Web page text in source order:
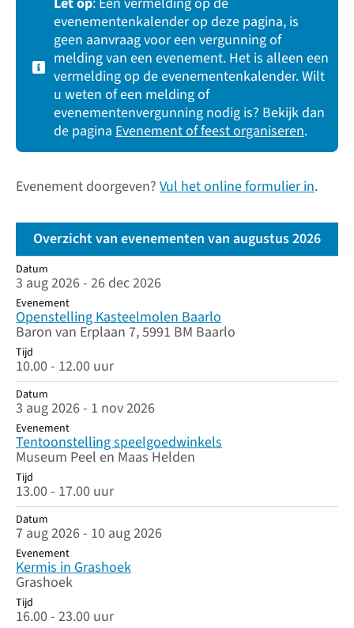
evenementenkalender op deze pagina, is
geen aanvraag voor een vergunning of
melding van een evenement. Het is alleen een
vermelding op de evenementenkalender. Wilt
u weten of een melding of
evenementenvergunning nodig is? Bekijk dan
de pagina Evenement of feest organiseren.
Evenement doorgeven? Vul het online formulier in.
Overzicht van evenementen van augustus 2026
Datum
Datum
3 aug 2026 - 26 dec 2026
Evenement
Openstelling Kasteelmolen Baarlo
Baron van Erplaan 7, 5991 BM Baarlo
Tijd
10.00 - 12.00 uur
Datum
3 aug 2026 - 1 nov 2026
Evenement
Tentoonstelling speelgoedwinkels
Museum Peel en Maas Helden
Tijd
13.00 - 17.00 uur
Datum
7 aug 2026 - 10 aug 2026
Evenement
Kermis in Grashoek
Grashoek
Tijd
16.00 - 23.00 uur